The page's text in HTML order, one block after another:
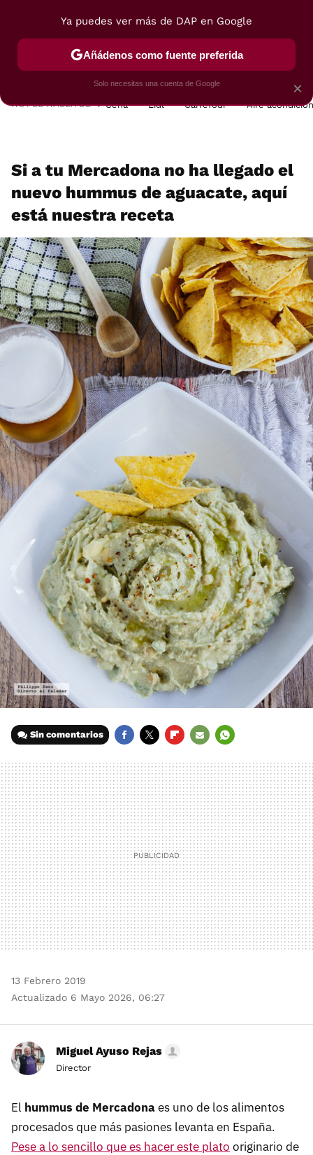
POSTRES VIAJES SELECCIÓN VEGUI
HOY SE HABLA DE Cena Lidl Carrefour Aire
Si a tu Mercadona no ha llegado el
nuevo hummus de aguacate, aquí
está nuestra receta
Sin comentarios
MAIL
13 Febrero 2019
Actualizado 6 Mayo 2026, 06:27
Miguel Ayuso Rejas
Director
El hummus de Mercadonaes uno de los alimentos
procesados que más pasiones levanta en España.
Pese a lo sencillo que es hacer este plato originario de
×
Ya puedes ver más de DAP en Google
Añádenos como fuente preferida
Solo necesitas una cuenta de Google